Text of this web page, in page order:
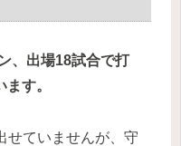
、出場18試合で打
す。
せていませんが、守